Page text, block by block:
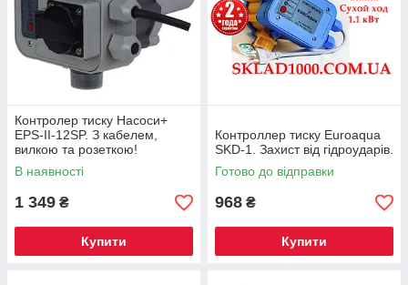
Контролер тиску Насоси+
EPS-II-12SP. З кабелем,
вилкою та розеткою!
В наявності
1 349 ₴
Купити
Контроллер тиску Euroaqua
SKD-1. Захист від гідроударів.
Готово до відправки
968 ₴
Купити